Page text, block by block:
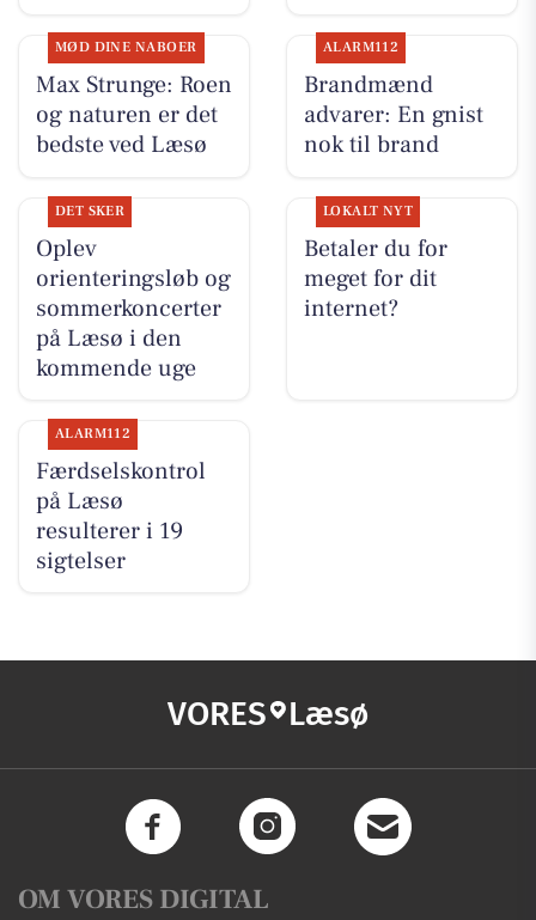
MØD DINE NABOER
Max Strunge: Roen
og naturen er det
bedste ved Læsø
ALARM112
Brandmænd
advarer: En gnist
nok til brand
DET SKER
Oplev
orienteringsløb og
sommerkoncerter
på Læsø i den
kommende uge
LOKALT NYT
Betaler du for
meget for dit
internet?
ALARM112
Færdselskontrol
på Læsø
resulterer i 19
sigtelser
VORES Læsø
OM VORES DIGITAL